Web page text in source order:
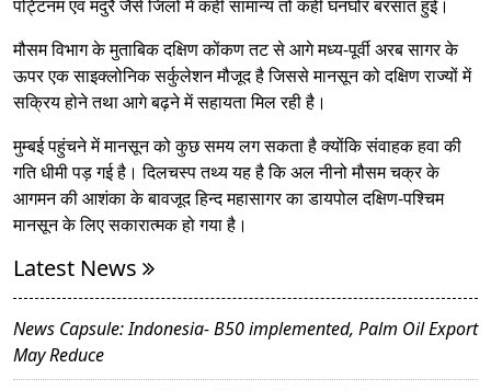
पट्टिनम एवं मदुरै जैसे जिलों में कहीं सामान्य तो कहीं घनघोर बरसात हुई।
मौसम विभाग के मुताबिक दक्षिण कोंकण तट से आगे मध्य-पूर्वी अरब सागर के
ऊपर एक साइक्लोनिक सर्कुलेशन मौजूद है जिससे मानसून को दक्षिण राज्यों में
सक्रिय होने तथा आगे बढ़ने में सहायता मिल रही है।
मुम्बई पहुंचने में मानसून को कुछ समय लग सकता है क्योंकि संवाहक हवा की
गति धीमी पड़ गई है। दिलचस्प तथ्य यह है कि अल नीनो मौसम चक्र के
आगमन की आशंका के बावजूद हिन्द महासागर का डायपोल दक्षिण-पश्चिम
मानसून के लिए सकारात्मक हो गया है।
Latest News
News Capsule: Indonesia- B50 implemented, Palm Oil Export
May Reduce